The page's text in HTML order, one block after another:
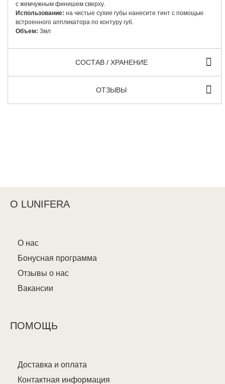
с жемчужным финишем сверху.
Использование: на чистые сухие губы нанесите тинт с помощью
встроенного аппликатора по контуру губ.
Объем: 3мл
СОСТАВ / ХРАНЕНИЕ
ОТЗЫВЫ
О LUNIFERA
О нас
Бонусная программа
Отзывы о нас
Вакансии
ПОМОЩЬ
Доставка и оплата
Контактная информация